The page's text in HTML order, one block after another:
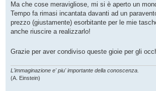
s
a
g
i
Ma che cose meravigliose, mi si è aperto un
Tempo fa rimasi incantata davanti ad un
prezzo (giustamente) esorbitante per le mie
anche riuscire a realizzarlo!
Grazie per aver condiviso queste gioie per gli
L'immaginazione e' piu' importante della conoscenza.
(A. Einstein)